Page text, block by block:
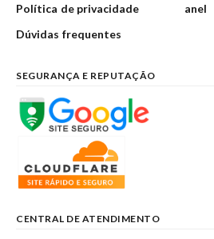
Política de privacidade
Dúvidas frequentes
anel
SEGURANÇA E REPUTAÇÃO
CENTRAL DE ATENDIMENTO